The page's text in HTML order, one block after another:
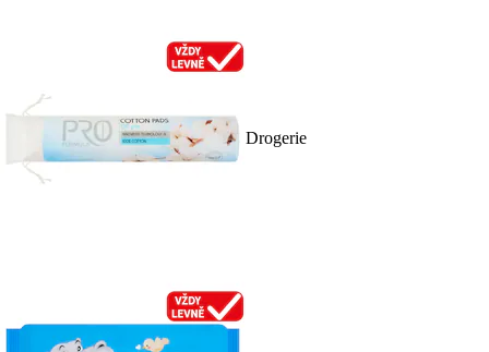
Drogerie